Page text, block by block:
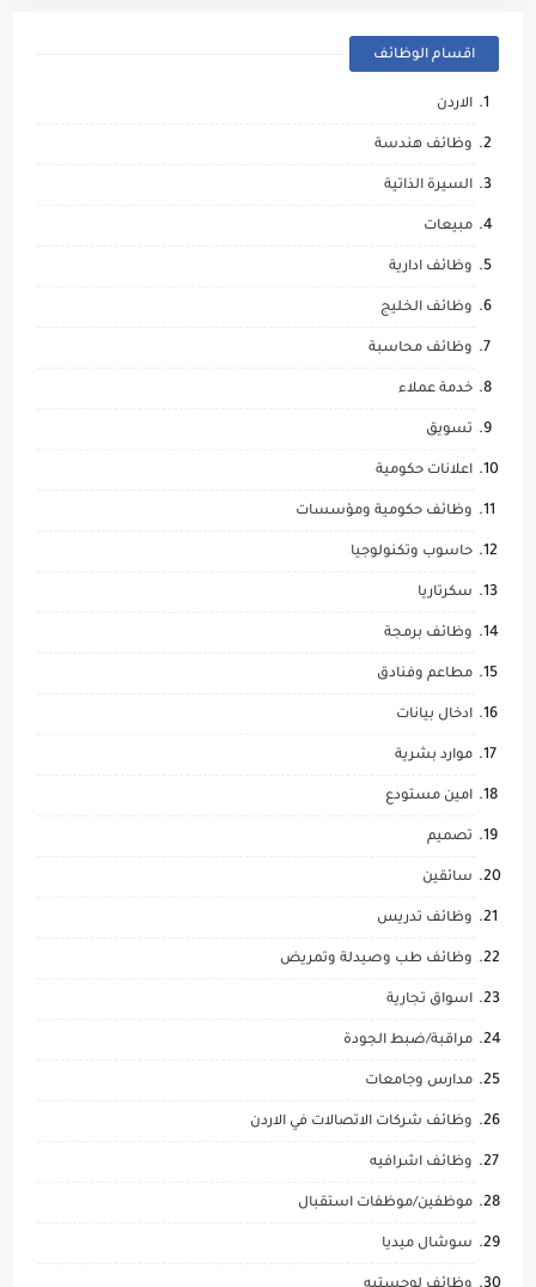
اقسام الوظائف
الاردن
وظائف هندسة
السيرة الذاتية
مبيعات
وظائف ادارية
وظائف الخليج
وظائف محاسبة
خدمة عملاء
تسويق
اعلانات حكومية
وظائف حكومية ومؤسسات
حاسوب وتكنولوجيا
سكرتاريا
وظائف برمجة
مطاعم وفنادق
ادخال بيانات
موارد بشرية
امين مستودع
تصميم
سائقين
وظائف تدريس
وظائف طب وصيدلة وتمريض
اسواق تجارية
مراقبة/ضبط الجودة
مدارس وجامعات
وظائف شركات الاتصالات في الاردن
وظائف اشرافيه
موظفين/موظفات استقبال
سوشال ميديا